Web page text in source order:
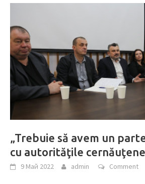
„Trebuie să avem un
cu autorităţile
9 Май 2022 admin Comment